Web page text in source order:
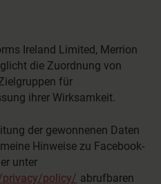
Ireland Limited, Merrion
die Zuordnung von
für
ihrer Wirksamkeit.
der gewonnenen Daten
Hinweise zu Facebook-
unter
policy/ abrufbaren